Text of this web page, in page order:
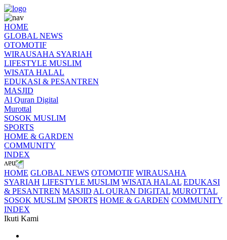
HOME
GLOBAL NEWS
OTOMOTIF
WIRAUSAHA SYARIAH
LIFESTYLE MUSLIM
WISATA HALAL
EDUKASI & PESANTREN
MASJID
Al Quran Digital
Murottal
SOSOK MUSLIM
SPORTS
HOME & GARDEN
COMMUNITY
INDEX
HOME GLOBAL NEWS OTOMOTIF WIRAUSAHA
SYARIAH LIFESTYLE MUSLIM WISATA HALAL EDUKASI
& PESANTREN MASJID AL QURAN DIGITAL MUROTTAL
SOSOK MUSLIM SPORTS HOME & GARDEN COMMUNITY
INDEX
Ikuti Kami